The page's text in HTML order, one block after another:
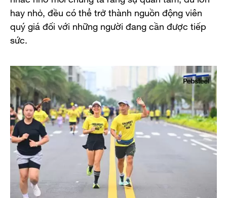
hay nhỏ, đều có thể trở thành nguồn động viên
quý giá đối với những người đang cần được tiếp
sức.